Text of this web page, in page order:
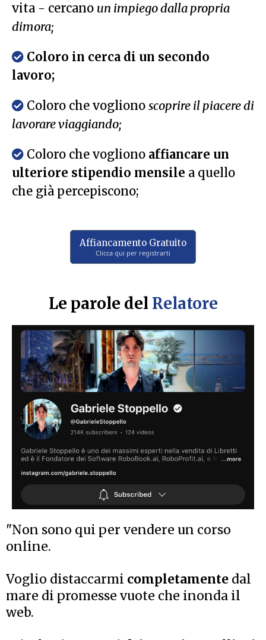
vita - cercano un impiego dalla propria
dimora;
Coloro in cerca di un secondo
lavoro;
Coloro che vogliono scoprire il piacere di
lavorare viaggiando;
Coloro che vogliono affiancare un
ulteriore stipendio mensile a quello
che già percepiscono;
Affiancamento Gratuito
Clicca qui per registrarti
Le parole del Relatore
"Non sono qui per vendere un corso
online.
Voglio distaccarmi completamente dal
mare di promesse vuote che inonda il
web.